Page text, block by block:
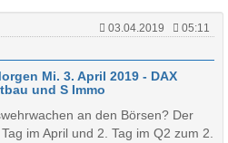
03.04.2019
05:11
Mi. 3. April 2019 - DAX
und S Immo
an den Börsen? Der
im April und 2. Tag im Q2 zum 2.